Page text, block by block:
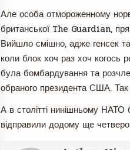
Але особа отмороженному
британської The Guardian,
Вийшло смішно, адже генсек
коли блок хоч раз хоч когось
була бомбардування та
обраного президента США.
А в столітті нинішньому НАТО
відправили додому ще